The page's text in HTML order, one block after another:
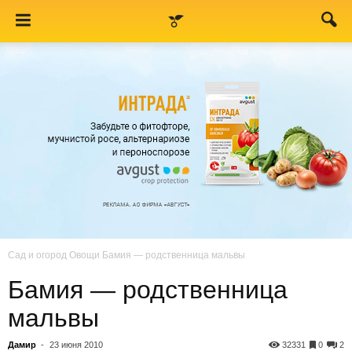
Сад и огород Овощи Бамия — родственница мальвы
Бамия — родственница
мальвы
Дамир - 23 июня 2010 2
0
32331